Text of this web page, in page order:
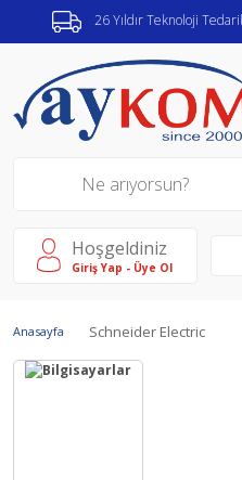
26 Yıldır Teknoloji
Hoşgeldiniz
Giriş Yap - Üye Ol
Anasayfa Schneider Electric